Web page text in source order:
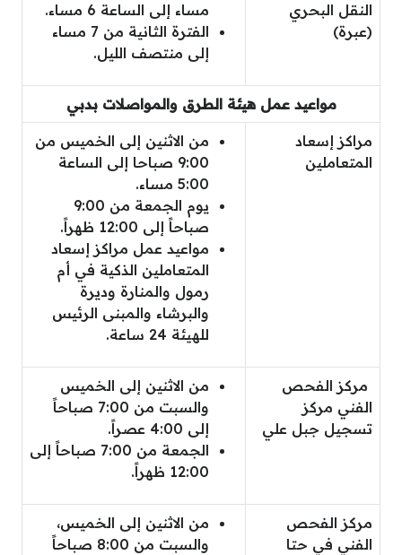
النقل البحري
(عبرة)
مساء إلى الساعة 6 مساء.
الفترة الثانية من 7 مساء
إلى منتصف الليل.
مواعيد عمل هيئة الطرق والمواصلات بدبي
مراكز إسعاد
المتعاملين
من الاثنين إلى الخميس من
9:00 صباحا إلى الساعة
5:00 مساء.
يوم الجمعة من 9:00
صباحاً إلى 12:00 ظهراً.
مواعيد عمل مراكز إسعاد
المتعاملين الذكية في أم
رمول والمنارة وديرة
والبرشاء والمبنى الرئيس
للهيئة 24 ساعة.
مركز الفحص
الفني مركز
تسجيل جبل علي
من الاثنين إلى الخميس
والسبت من 7:00 صباحاً
إلى 4:00 عصراً.
الجمعة من 7:00 صباحاً إلى
12:00 ظهراً.
مركز الفحص
الفني في حتا
من الاثنين إلى الخميس،
والسبت من 8:00 صباحاً